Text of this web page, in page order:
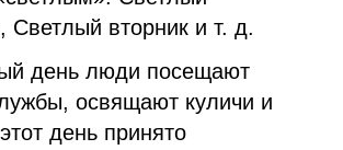
Светлый вторник и т. д.
день люди посещают
освящают куличи и
день принято